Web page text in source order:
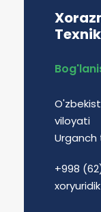
viloyati
Urganch
+998